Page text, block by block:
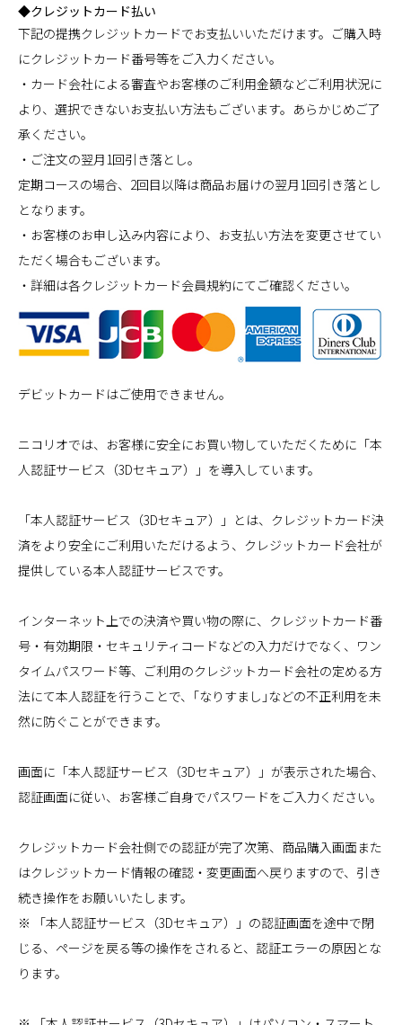
◆クレジットカード払い
下記の提携クレジットカードでお支払いいただけます。ご購入時
にクレジットカード番号等をご入力ください。
・カード会社による審査やお客様のご利用金額などご利用状況に
より、選択できないお支払い方法もございます。あらかじめご了
承ください。
・ご注文の翌月1回引き落とし。
定期コースの場合、2回目以降は商品お届けの翌月1回引き落とし
となります。
・お客様のお申し込み内容により、お支払い方法を変更させてい
ただく場合もございます。
・詳細は各クレジットカード会員規約にてご確認ください。
デビットカードはご使用できません。
ニコリオでは、お客様に安全にお買い物していただくために「本
人認証サービス（3Dセキュア）」を導入しています。
「本人認証サービス（3Dセキュア）」とは、クレジットカード決
済をより安全にご利用いただけるよう、クレジットカード会社が
提供している本人認証サービスです。
インターネット上での決済や買い物の際に、クレジットカード番
号・有効期限・セキュリティコードなどの入力だけでなく、ワン
タイムパスワード等、ご利用のクレジットカード会社の定める方
法にて本人認証を行うことで、｢なりすまし｣などの不正利用を未
然に防ぐことができます。
画面に「本人認証サービス（3Dセキュア）」が表示された場合、
認証画面に従い、お客様ご自身でパスワードをご入力ください。
クレジットカード会社側での認証が完了次第、商品購入画面また
はクレジットカード情報の確認・変更画面へ戻りますので、引き
続き操作をお願いいたします。
※ 「本人認証サービス（3Dセキュア）」の認証画面を途中で閉
じる、ページを戻る等の操作をされると、認証エラーの原因とな
ります。